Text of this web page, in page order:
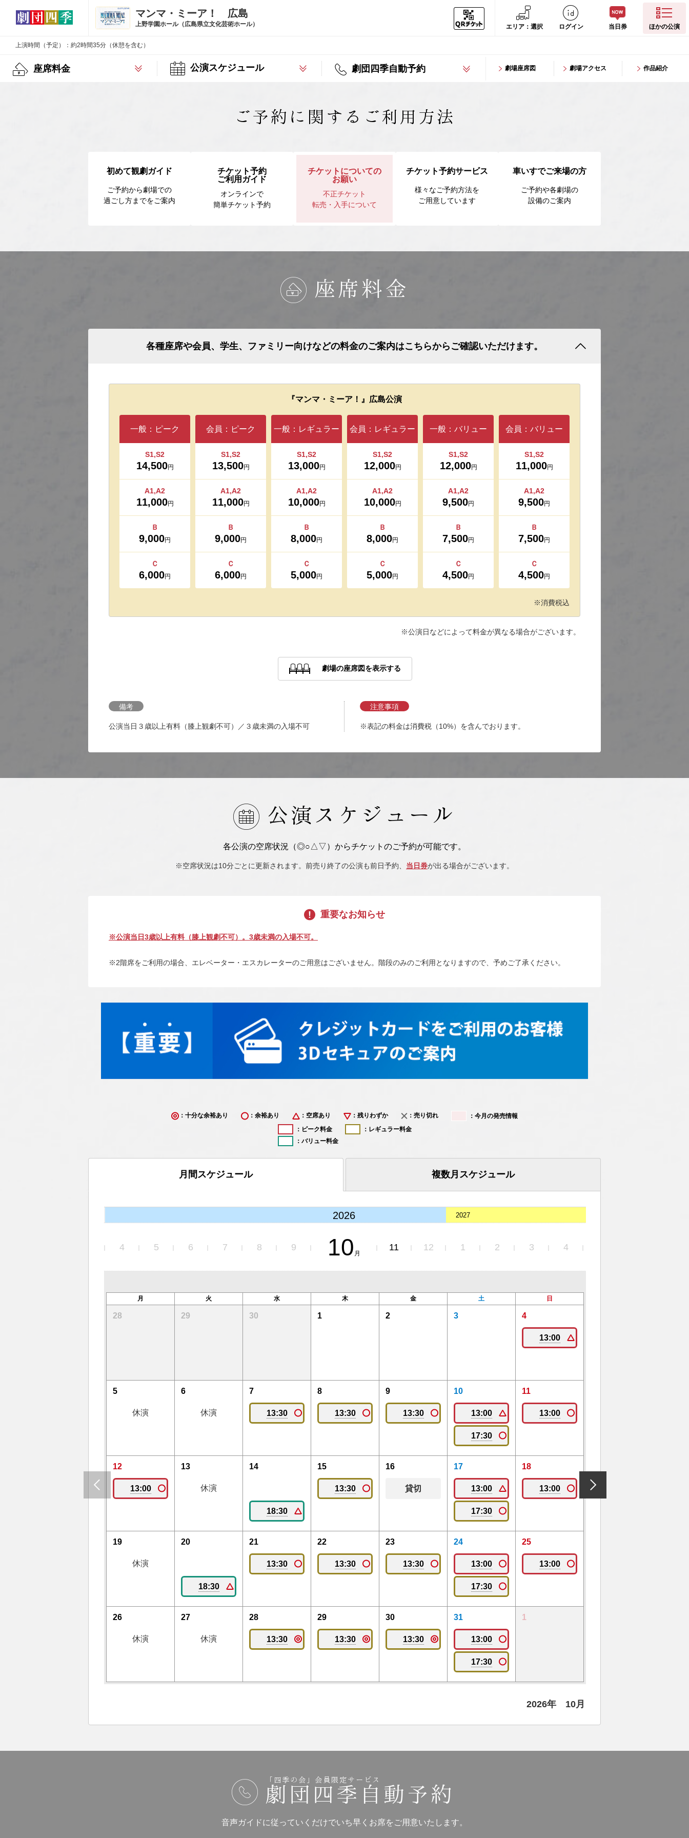
マンマ・ミーア！ 広島
上野学園ホール（広島県立文化芸術ホール） エリア：選択 ログイン 当日券 ほかの公演
上演時間（予定）：約2時間35分（休憩を含む）
座席料金 公演スケジュール 劇団四季自動予約 劇場座席図 劇場アクセス 作品紹介
ご予約に関するご利用方法
初めて観劇ガイド
ご予約から劇場での
過ごし方までをご案内
チケット予約
ご利用ガイド
オンラインで
簡単チケット予約
チケットについての
お願い
不正チケット
転売・入手について
チケット予約サービス
様々なご予約方法を
ご用意しています
車いすでご来場の方
ご予約や各劇場の
設備のご案内
座席料金
各種座席や会員、学生、ファミリー向けなどの料金のご案内はこちらからご確認いただけます。
『マンマ・ミーア！』広島公演
一般：ピーク 会員：ピーク 一般：レギュラー 会員：レギュラー 一般：バリュー 会員：バリュー
S1,S2
14,500円
S1,S2
13,500円
S1,S2
13,000円
S1,S2
12,000円
S1,S2
12,000円
S1,S2
11,000円
A1,A2
11,000円
A1,A2
11,000円
A1,A2
10,000円
A1,A2
10,000円
A1,A2
9,500円
A1,A2
9,500円
Ｂ
9,000円
Ｂ
9,000円
Ｂ
8,000円
Ｂ
8,000円
Ｂ
7,500円
Ｂ
7,500円
Ｃ
6,000円
Ｃ
6,000円
Ｃ
5,000円
Ｃ
5,000円
Ｃ
4,500円
Ｃ
4,500円
※消費税込
※公演日などによって料金が異なる場合がございます。
劇場の座席図を表示する
備考
公演当日３歳以上有料（膝上観劇不可）／３歳未満の入場不可
注意事項
※表記の料金は消費税（10%）を含んでおります。
公演スケジュール
各公演の空席状況（◎○△▽）からチケットのご予約が可能です。
※空席状況は10分ごとに更新されます。前売り終了の公演も前日予約、 当日券が出る場合がございます。
重要なお知らせ
※公演当日3歳以上有料（膝上観劇不可）。3歳未満の入場不可。
※2階席をご利用の場合、エレベーター・エスカレーターのご用意はございません。階段のみのご利用となりますので、予めご了承ください。
：十分な余裕あり ：余裕あり ：空席あり ：残りわずか ：売り切れ
：今月の発売情報
：ピーク料金
：レギュラー料金
：バリュー料金
月間スケジュール 複数月スケジュール
4 5 6 7 8 9
2026
10 月
11 12
2027
1 2 3 4
月 火 水 木 金 土 日
28 29 30 1 2 3 4
13:00
5
休演
6
休演
7
13:30
8
13:30
9
13:30
10
13:00
17:30
11
13:00
12
13:00
13
休演
14
18:30
15
13:30
16
貸切
17
13:00
17:30
18
13:00
19
休演
20
18:30
21
13:30
22
13:30
23
13:30
24
13:00
17:30
25
13:00
26
休演
27
休演
28
13:30
29
13:30
30
13:30
31
13:00
17:30
1
2026年 10月
「四季の会」会員限定サービス
劇団四季自動予約
音声ガイドに従っていくだけでいち早くお席をご用意いたします。